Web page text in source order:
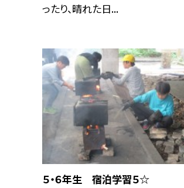
ったり、晴れた日...
５・６年生 宿泊学習５☆